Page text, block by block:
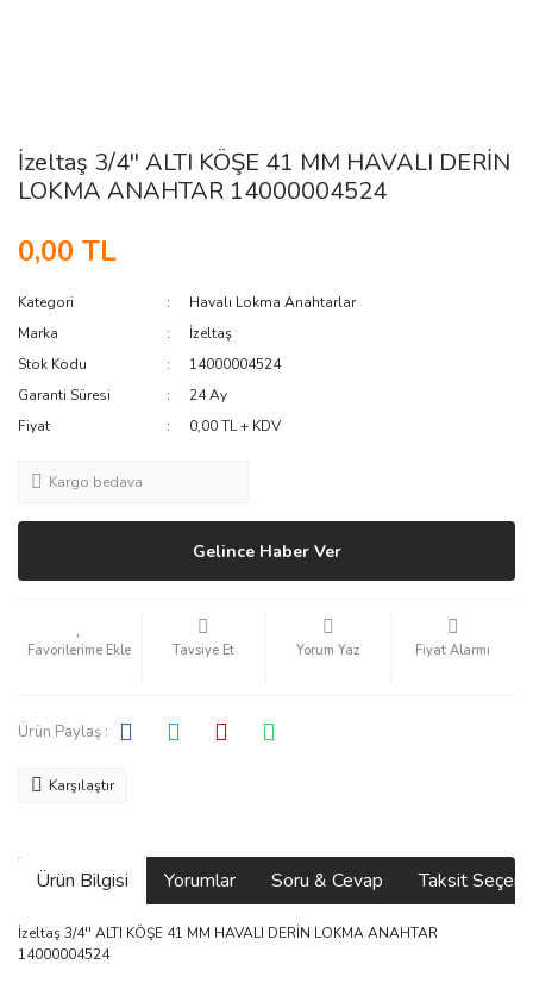
İzeltaş 3/4'' ALTI KÖŞE 41 MM HAVALI DERİN
LOKMA ANAHTAR 14000004524
0,00 TL
Kategori
Havalı Lokma Anahtarlar
Marka
İzeltaş
Stok Kodu
14000004524
Garanti Süresi
24 Ay
Fiyat
0,00 TL + KDV
Kargo bedava
Gelince Haber Ver
Tavsiye Et Yorum Yaz Fiyat Alarmı
Ürün Paylaş :
Karşılaştır
Ürün Bilgisi Yorumlar Soru & Cevap Taksit
İzeltaş 3/4'' ALTI KÖŞE 41 MM HAVALI DERİN LOKMA ANAHTAR
14000004524